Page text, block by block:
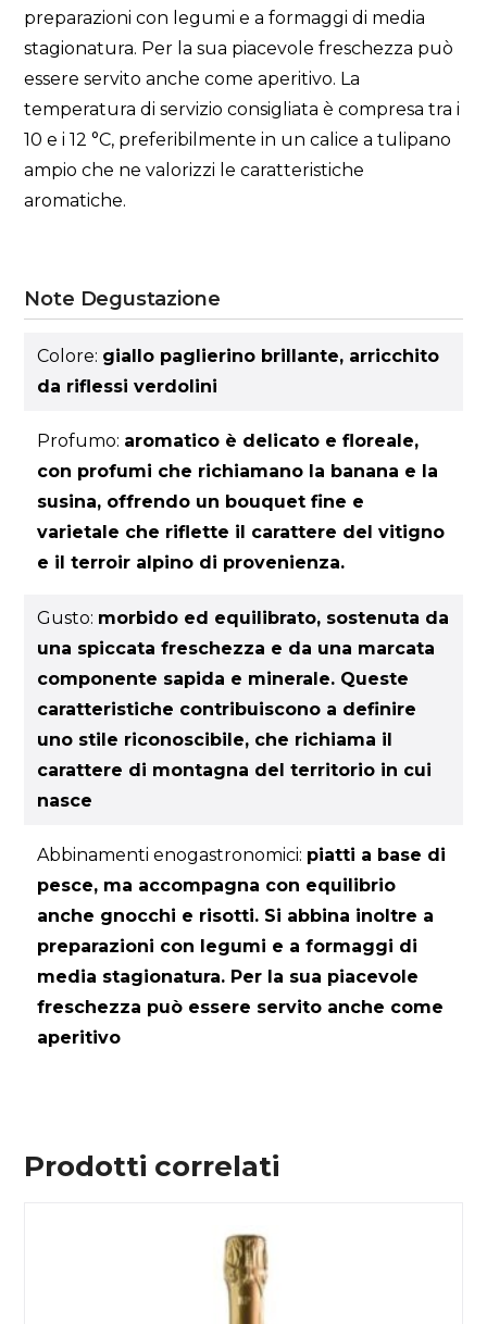
preparazioni con legumi e a formaggi di media
stagionatura. Per la sua piacevole freschezza può
essere servito anche come aperitivo. La
temperatura di servizio consigliata è compresa tra i
10 e i 12 °C, preferibilmente in un calice a tulipano
ampio che ne valorizzi le caratteristiche
aromatiche.
Note Degustazione
Colore: giallo paglierino brillante, arricchito
da riflessi verdolini
Profumo: aromatico è delicato e floreale,
con profumi che richiamano la banana e la
susina, offrendo un bouquet fine e
varietale che riflette il carattere del vitigno
e il terroir alpino di provenienza.
Gusto: morbido ed equilibrato, sostenuta da
una spiccata freschezza e da una marcata
componente sapida e minerale. Queste
caratteristiche contribuiscono a definire
uno stile riconoscibile, che richiama il
carattere di montagna del territorio in cui
nasce
Abbinamenti enogastronomici: piatti a base di
pesce, ma accompagna con equilibrio
anche gnocchi e risotti. Si abbina inoltre a
preparazioni con legumi e a formaggi di
media stagionatura. Per la sua piacevole
freschezza può essere servito anche come
aperitivo
Prodotti correlati